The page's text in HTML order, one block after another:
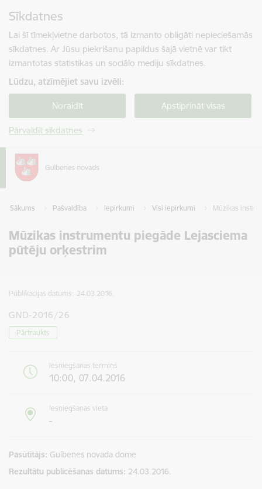
Sīkdatnes
Lai šī tīmekļvietne darbotos, tā izmanto obligāti nepieciešamās
sīkdatnes. Ar Jūsu piekrišanu papildus šajā vietnē var tikt
izmantotas statistikas un sociālo mediju sīkdatnes.
Lūdzu, atzīmējiet savu izvēli:
Noraidīt Apstiprināt visas
Pārvaldīt sīkdatnes
Sākums Pašvaldība Iepirkumi Visi iepirkumi Mūzikas
Mūzikas instrumentu piegāde Lejasciema
pūtēju orķestrim
Publikācijas datums: 24.03.2016.
GND-2016/26
Pārtraukts
Iesniegšanas termiņš
10:00, 07.04.2016
Iesniegšanas vieta
-
Pasūtītājs Gulbenes novada dome
Rezultātu publicēšanas datums 24.03.2016.